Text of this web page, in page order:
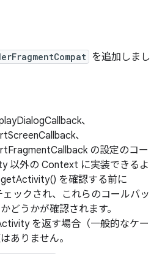
を追加しまし
、
、
の設定のコー
以外の Context に実装できるよ
を確認する前に
ックされ、これらのコールバッ
どうかが確認されます。
を返す場合（一般的なケー
ありません。